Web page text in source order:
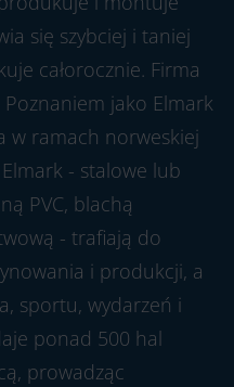
się szybciej i taniej
całorocznie. Firma
jako Elmark
w ramach norweskiej
- stalowe lub
PVC, blachą
- trafiają do
i produkcji, a
sportu, wydarzeń i
ponad 500 hal
prowadząc